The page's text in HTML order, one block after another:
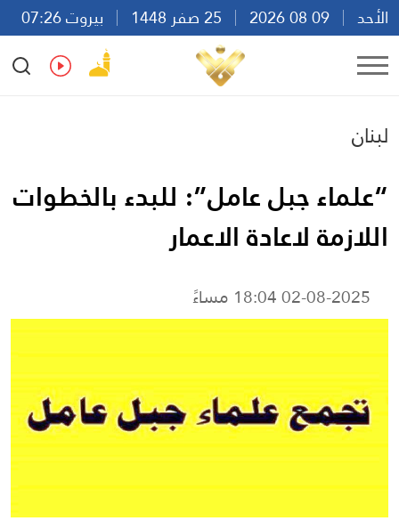
الأحد
بيروت 07:26
Ar
En Fr Es
لبنان
“علماء جبل عامل”: للبدء بالخطوات
اللازمة لاعادة الاعمار
02-08-2025 18:04 مساءً